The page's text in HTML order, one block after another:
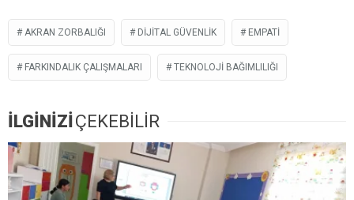
AKRAN ZORBALIĞI DIJITAL GÜVENLIK EMPATI
FARKINDALIK ÇALIŞMALARI TEKNOLOJI BAĞIMLILIĞI
İLGİNİZİÇEKEBİLİR